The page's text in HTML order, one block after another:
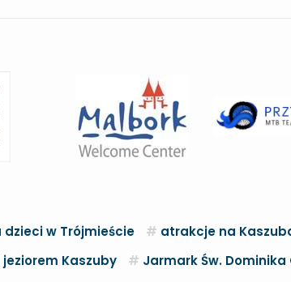
w Trójmieście atrakcje na
Kaszuby Jarmark Św. Dominika